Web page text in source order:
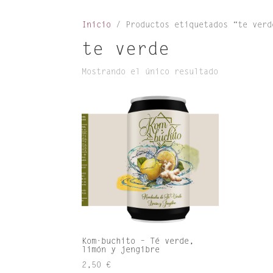
Inicio / Productos etiquetados “te
te verde
Mostrando el único resultado
Kom·buchito – Té verde,
limón y jengibre
2,50 €